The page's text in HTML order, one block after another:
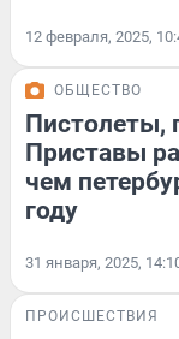
12 февраля, 2025,
ОБЩЕСТВО
Пистолеты,
Приставы
чем
году
31 января, 2025,
ПРОИСШЕСТВИЯ